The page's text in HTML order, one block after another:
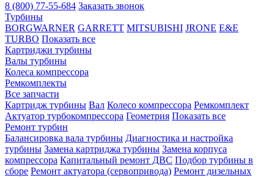
8 (800) 77-55-684 Заказать звонок
Турбины
BORGWARNER GARRETT MITSUBISHI JRONE E&E
TURBO Показать все
Картриджи турбины
Валы турбины
Колеса компрессора
Ремкомплекты
Все запчасти
Картридж турбины Вал Колесо компрессора Ремкомплект
Актуатор турбокомпрессора Геометрия Показать все
Ремонт турбин
Балансировка вала турбины Диагностика и настройка
турбины Замена картриджа турбины Замена корпуса
компрессора Капитальный ремонт ДВС Подбор турбины в
сборе Ремонт актуатора (сервопривода) Ремонт дизельных